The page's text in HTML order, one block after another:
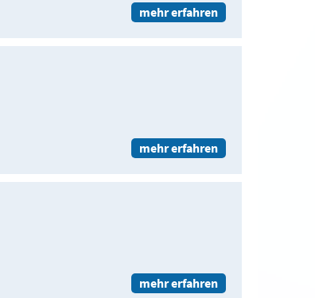
mehr erfahren
mehr erfahren
mehr erfahren